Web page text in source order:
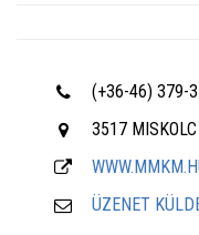
(+36-46) 379-
3517
ÜZENET